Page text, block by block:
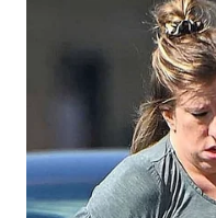
SUKABUMI
WN
PURWAKARTA